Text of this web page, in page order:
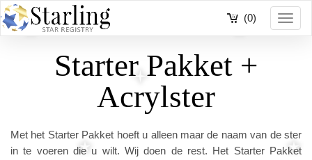
(0)
Starter Pakket +
Acrylster
Met het Starter Pakket hoeft u alleen maar de naam van de ster
in te voeren die u wilt. Wij doen de rest. Het Starter Pakket